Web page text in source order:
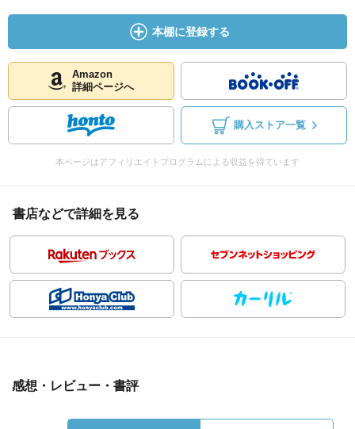
本棚に登録する
Amazon
詳細ページへ
購入ストア一覧
本ページはアフィリエイトプログラムによる収益を得ています
書店などで詳細を見る
感想・レビュー・書評